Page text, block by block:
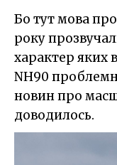
Бо тут мова
року
характер яких
NH90
новин про
доводилось.